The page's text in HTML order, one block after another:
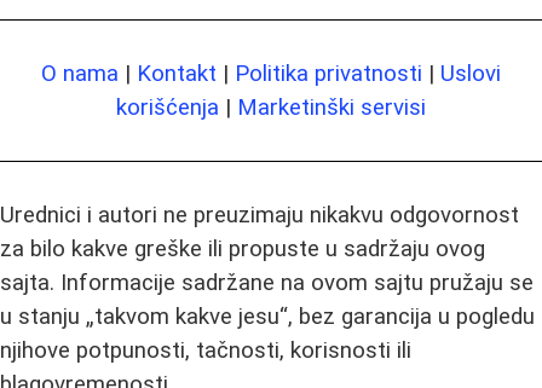
O nama | Kontakt | Politika privatnosti | Uslovi
korišćenja | Marketinški servisi
Urednici i autori ne preuzimaju nikakvu odgovornost
za bilo kakve greške ili propuste u sadržaju ovog
sajta. Informacije sadržane na ovom sajtu pružaju se
u stanju „takvom kakve jesu“, bez garancija u pogledu
njihove potpunosti, tačnosti, korisnosti ili